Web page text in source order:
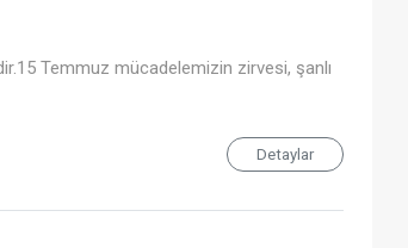
Temmuz mücadelemizin zirvesi, şanlı
Detaylar